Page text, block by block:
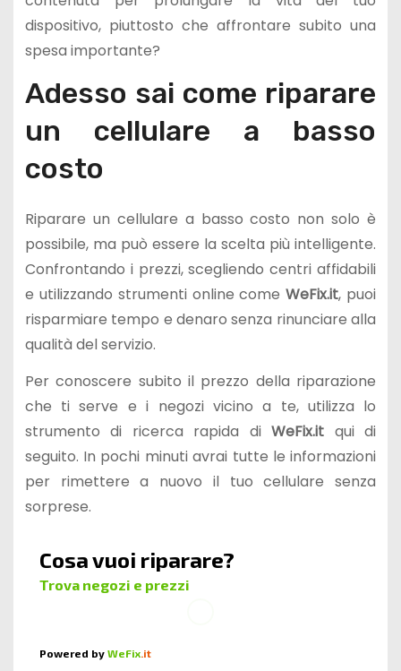
dispositivo, piuttosto che affrontare subito una
spesa importante?
Adesso sai come riparare
un cellulare a basso
costo
Riparare un cellulare a basso costo non solo è
possibile, ma può essere la scelta più intelligente.
Confrontando i prezzi, scegliendo centri affidabili
e utilizzando strumenti online comeWeFix.it, puoi
risparmiare tempo e denaro senza rinunciare alla
qualità del servizio.
Per conoscere subito il prezzo della riparazione
che ti serve e i negozi vicino a te, utilizza lo
strumento di ricerca rapida diWeFix.it qui di
seguito. In pochi minuti avrai tutte le informazioni
per rimettere a nuovo il tuo cellulare senza
sorprese.